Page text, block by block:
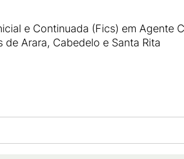
e Continuada (Fics) em Agente
Arara, Cabedelo e Santa Rita